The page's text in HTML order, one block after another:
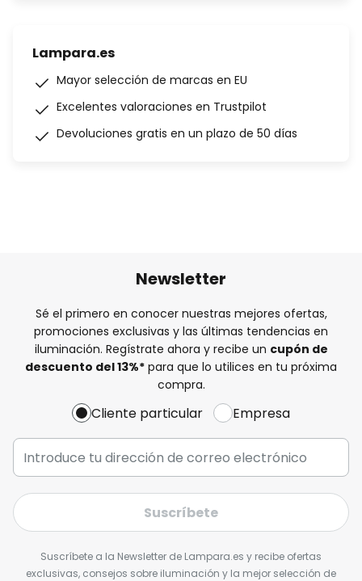
Lampara.es
Mayor selección de marcas en EU
Excelentes valoraciones en Trustpilot
Devoluciones gratis en un plazo de 50 días
Newsletter
Sé el primero en conocer nuestras mejores ofertas,
promociones exclusivas y las últimas tendencias en
iluminación. Regístrate ahora y recibe un cupón de
descuento del13%* para que lo utilices en tu próxima
compra.
Cliente particular Empresa
Suscríbete
Suscríbete a la Newsletter de Lampara.es y recibe ofertas
exclusivas, consejos sobre iluminación y la mejor selección de